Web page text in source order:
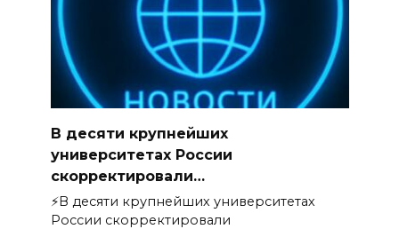
В десяти крупнейших
университетах России
скорректировали…
⚡️В десяти крупнейших университетах
России скорректировали